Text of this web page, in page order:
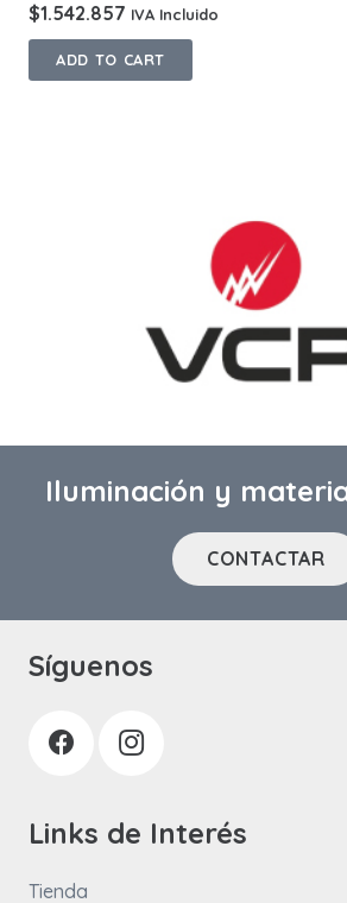
$1.542.857 IVA Incluido
ADD TO CART
Iluminación y
CONTACTAR
Síguenos
Links de Interés
Tienda